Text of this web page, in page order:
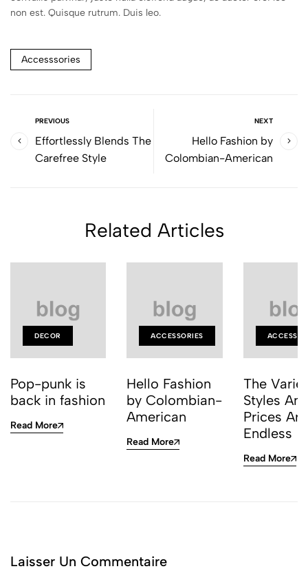
non est. Quisque rutrum. Duis leo.
Accesssories
PREVIOUS
Effortlessly Blends The
Carefree Style
NEXT
Hello Fashion by
Colombian-American
Related Articles
DECOR
Pop-punk is
back in fashion
Read More
ACCESSORIES
Hello Fashion
by Colombian-
American
Read More
The
Styles
Prices Are
Endless
Read More
Laisser Un Commentaire